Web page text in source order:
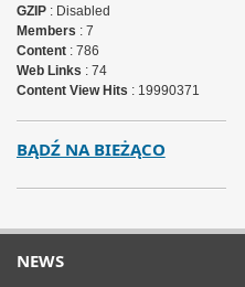
GZIP: Disabled
Members : 7
Content: 786
Web Links : 74
Content View Hits : 19990371
BĄDŹ NA BIEŻĄCO
NEWS